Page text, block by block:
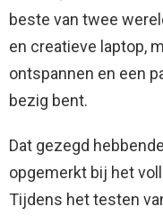
beste van twee
en creatieve laptop,
ontspannen en een
bezig bent.
Dat gezegd
opgemerkt bij het
Tijdens het testen